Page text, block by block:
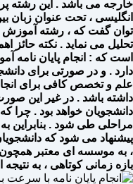
خارجه می باشد . این رشته
انگلیسی ، تحت عنوان زبان
توان گفت که ، رشته آموزش
تحلیل می نماید . نکته حائز
است که : انجام پایان نامه
دارد . و در صورتی برای
علم و تخصص کافی برای
داشته باشد . در غیر این
دانشجویان خواهد بود . چرا
مراحلی طی شود . بنابراین
پیشنهاد می شود که
، به موسسه ای معتبر همچون :
بازه زمانی کوتاهی ، به